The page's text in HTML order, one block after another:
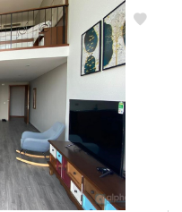
Quận
Quận
Hồ Quận
Hai Bà Trưng Quận